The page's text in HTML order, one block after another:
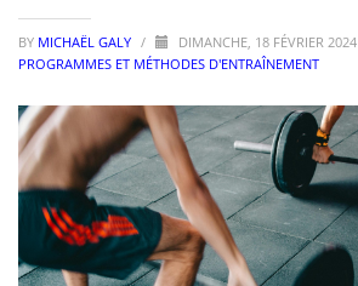
BY MICHAËL GALY / DIMANCHE, 18 FÉVRIER 2024
PROGRAMMES ET MÉTHODES D'ENTRAÎNEMENT